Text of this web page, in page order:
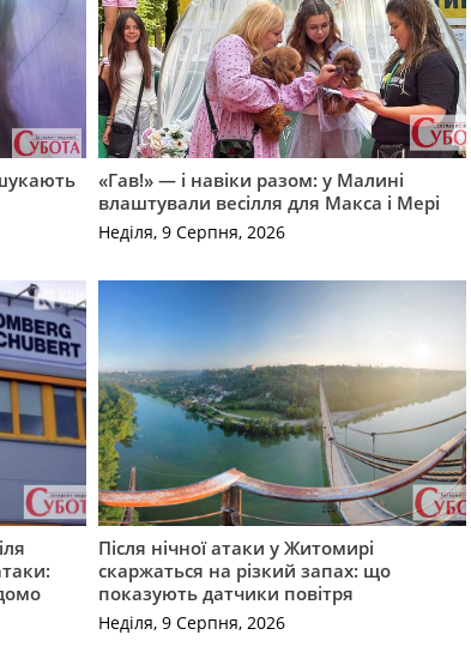
«Гав!» — і навіки разом: у Малині
влаштували весілля для Макса і Мері
Неділя, 9 Серпня, 2026
Після нічної атаки у Житомирі
скаржаться на різкий запах: що
показують датчики повітря
Неділя, 9 Серпня, 2026